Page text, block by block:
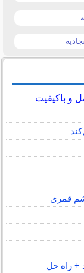
و باکیفیت
قمری
+ راه حل